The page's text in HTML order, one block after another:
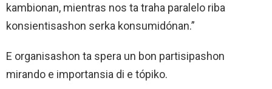
kambionan, mientras nos ta traha paralelo riba
konsientisashon serka konsumidónan.”
E organisashon ta spera un bon partisipashon
mirando e importansia di e tópiko.